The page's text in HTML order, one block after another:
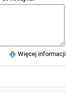
Więcej informacji